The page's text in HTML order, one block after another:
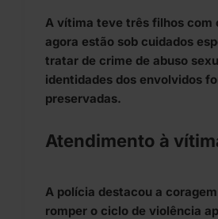
A vítima teve três filhos com
agora estão sob cuidados
tratar de crime de abuso
identidades dos envolvidos
preservadas.
Atendimento à
A polícia destacou a
romper o ciclo de violência